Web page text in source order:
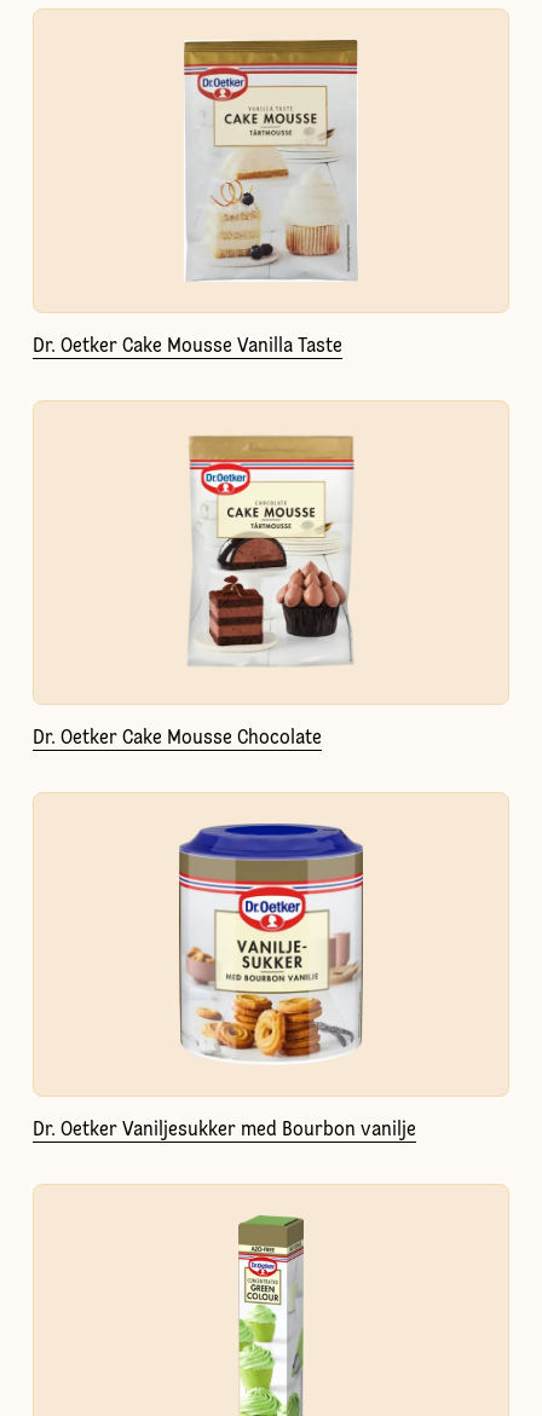
Dr. Oetker Cake Mousse Vanilla Taste
Dr. Oetker Cake Mousse Chocolate
Dr. Oetker Vaniljesukker med Bourbon vanilje